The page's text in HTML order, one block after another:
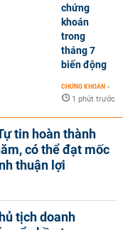
chứng
khoán
trong
tháng 7
biến động
CHỨNG KHOÁN -
1 phút trước
tin hoàn thành
có thể đạt mốc
thuận lợi
tịch doanh